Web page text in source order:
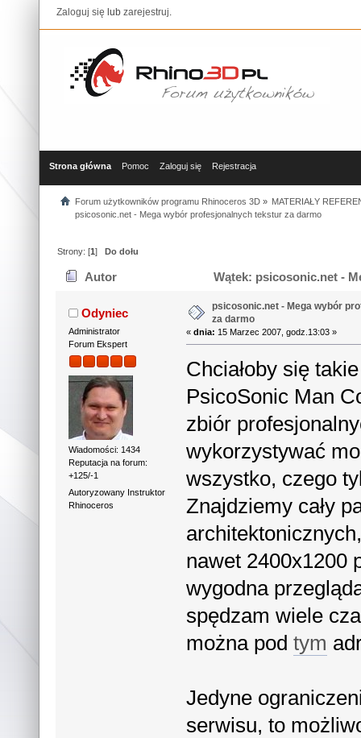
Zaloguj się lub zarejestruj.
Strona główna Pomoc Zaloguj się Rejestracja
Forum użytkowników programu Rhinoceros 3D» MATERIAŁY
psicosonic.net - Mega wybór profesjonalnych tekstur za darmo
Strony: [1]Do dołu
Autor
Wątek: psicosonic.net -
Odyniec
Administrator
Forum Ekspert
Wiadomości: 1434
Reputacja na forum:
+125/-1
Autoryzowany Instruktor
Rhinoceros
psicosonic.net - Mega wybór
za darmo
«dnia: 15 Marzec 2007, godz.13:03 »
Chciałoby się
PsicoSonic Man
zbiór
wykorzystywać
wszystko, czego
Znajdziemy cały
nawet 2400x1200
wygodna
spędzam wiele
można podtym
Jedyne
serwisu, to